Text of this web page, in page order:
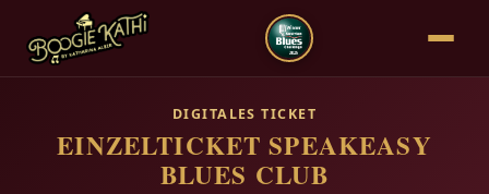
DIGITALES TICKET
EINZELTICKET SPEAKEASY
BLUES CLUB